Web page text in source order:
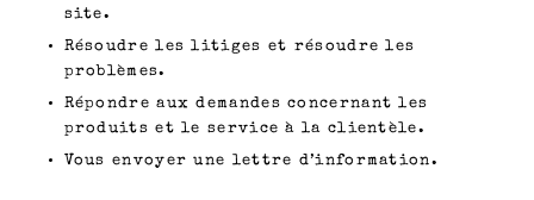
site.
Résoudre les litiges et résoudre les
problèmes.
Répondre aux demandes concernant les
produits et le service à la clientèle.
Vous envoyer une lettre d’information.